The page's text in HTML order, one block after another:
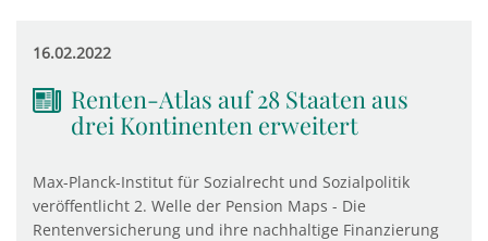
16.02.2022
Renten-Atlas auf 28 Staaten aus
drei Kontinenten erweitert
Max-Planck-Institut für Sozialrecht und Sozialpolitik
veröffentlicht 2. Welle der Pension Maps - Die
Rentenversicherung und ihre nachhaltige Finanzierung